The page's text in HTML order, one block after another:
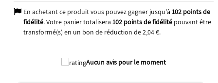
En achetant ce produit vous pouvez gagner jusqu'à 102points de
fidélité. Votre panier totalisera 102points de fidélitépouvant être
transformé(s) en un bon de réduction de2,04 €.
Aucun avis pour le moment
2026